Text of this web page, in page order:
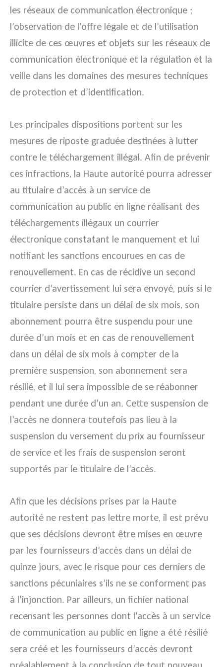
les réseaux de communication électronique ;
l’observation de l’offre légale et de l’utilisation
illicite de ces œuvres et objets sur les réseaux de
communication électronique et la régulation et la
veille dans les domaines des mesures techniques
de protection et d’identification.
Les principales dispositions portent sur les
mesures de riposte graduée destinées à lutter
contre le téléchargement illégal. Afin de prévenir
ces infractions, la Haute autorité pourra adresser
au titulaire d’accès à un service de
communication au public en ligne réalisant des
téléchargements illégaux un courrier
électronique constatant le manquement et lui
notifiant les sanctions encourues en cas de
renouvellement. En cas de récidive un second
courrier d’avertissement lui sera envoyé, puis si le
titulaire persiste dans un délai de six mois, son
abonnement pourra être suspendu pour une
durée d’un mois et en cas de renouvellement
dans un délai de six mois à compter de la
première suspension, son abonnement sera
résilié, et il lui sera impossible de se réabonner
pendant une durée d’un an. Cette suspension de
l’accès ne donnera toutefois pas lieu à la
suspension du versement du prix au fournisseur
de service et les frais de suspension seront
supportés par le titulaire de l’accès.
Afin que les décisions prises par la Haute
autorité ne restent pas lettre morte, il est prévu
que ses décisions devront être mises en œuvre
par les fournisseurs d’accès dans un délai de
quinze jours, avec le risque pour ces derniers de
sanctions pécuniaires s’ils ne se conforment pas
à l’injonction. Par ailleurs, un fichier national
recensant les personnes dont l’accès à un service
de communication au public en ligne a été résilié
sera créé et les fournisseurs d’accès devront